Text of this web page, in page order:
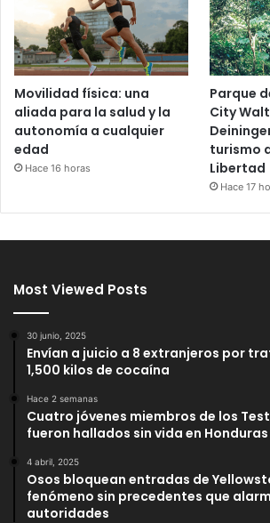
Movilidad física: una
aliada para la salud y la
autonomía a cualquier
edad
Hace 16 horas
Parque
City
turismo
Libertad
Hace 17
Most Viewed Posts
30 junio, 2025
Envían a juicio a 8 extranjeros por
1,500 kilos de cocaína
Hace 2 semanas
Cuatro jóvenes miembros de los
fueron hallados sin vida en Honduras
4 abril, 2025
Osos bloquean entradas de
fenómeno sin precedentes que
autoridades